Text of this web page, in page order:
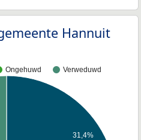
Hannuit
Ongehuwd Verweduwd
31,4%